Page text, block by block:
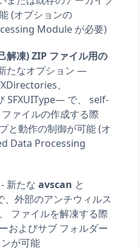
(オプションの
Module が必要)
凍) ZIP ファイル用の
たなオプション —
、
SFXUIType— で、 self-
ァイルの作成する際
と動作の制御が可能 (オ
Data Processing
- 新たな avscan と
、外部のアンチウィルス
ファイルを解凍する際
およびサブ フォルダー
が可能